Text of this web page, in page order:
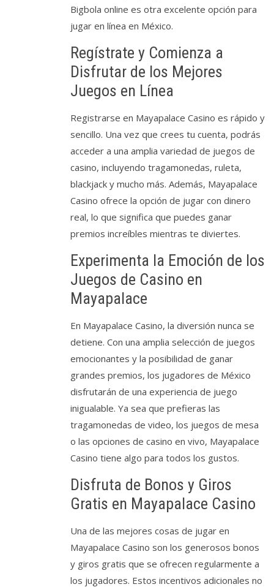
Bigbola online es otra excelente opción para
jugar en línea en México.
Regístrate y Comienza a
Disfrutar de los Mejores
Juegos en Línea
Registrarse en Mayapalace Casino es rápido y
sencillo. Una vez que crees tu cuenta, podrás
acceder a una amplia variedad de juegos de
casino, incluyendo tragamonedas, ruleta,
blackjack y mucho más. Además, Mayapalace
Casino ofrece la opción de jugar con dinero
real, lo que significa que puedes ganar
premios increíbles mientras te diviertes.
Experimenta la Emoción de los
Juegos de Casino en
Mayapalace
En Mayapalace Casino, la diversión nunca se
detiene. Con una amplia selección de juegos
emocionantes y la posibilidad de ganar
grandes premios, los jugadores de México
disfrutarán de una experiencia de juego
inigualable. Ya sea que prefieras las
tragamonedas de video, los juegos de mesa
o las opciones de casino en vivo, Mayapalace
Casino tiene algo para todos los gustos.
Disfruta de Bonos y Giros
Gratis en Mayapalace Casino
Una de las mejores cosas de jugar en
Mayapalace Casino son los generosos bonos
y giros gratis que se ofrecen regularmente a
los jugadores. Estos incentivos adicionales no